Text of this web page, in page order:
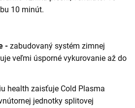
10 minút.
- zabudovaný systém zimnej
veľmi úsporné vykurovanie až do
health zaisťuje Cold Plasma
jednotky splitovej